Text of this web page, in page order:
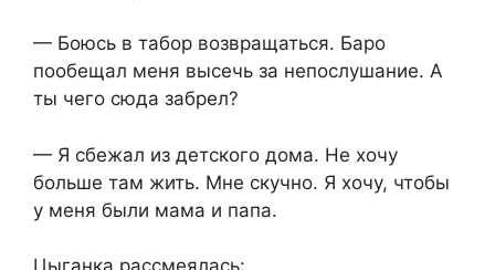
— Боюсь в табор возвращаться. Баро
пообещал меня высечь за непослушание. А
ты чего сюда забрел?
— Я сбежал из детского дома. Не хочу
больше там жить. Мне скучно. Я хочу, чтобы
у меня были мама и папа.